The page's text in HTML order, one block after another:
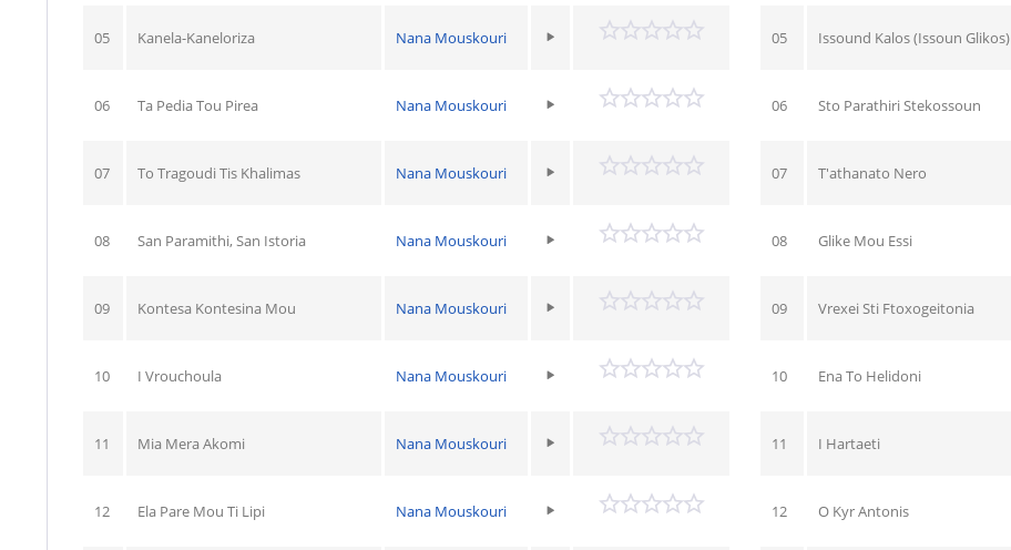
05 Kanela-Kaneloriza Nana Mouskouri
06 Ta Pedia Tou Pirea Nana Mouskouri
07 To Tragoudi Tis Khalimas Nana Mouskouri
08 San Paramithi, San Istoria Nana Mouskouri
09 Kontesa Kontesina Mou Nana Mouskouri
10 I Vrouchoula Nana Mouskouri
11 Mia Mera Akomi Nana Mouskouri
12 Ela Pare Mou Ti Lipi Nana Mouskouri
05 Issound Kalos (Issoun Glikos)
06 Sto Parathiri Stekossoun
07 T'athanato Nero
08 Glike Mou Essi
09 Vrexei Sti Ftoxogeitonia
10 Ena To Helidoni
11 I Hartaeti
12 O Kyr Antonis